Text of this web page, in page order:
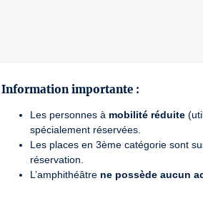
Information importante :
Les personnes à mobilité réduite
spécialement réservées.
Les places en 3ème catégorie sont
réservation.
L’amphithéâtre ne possède aucun